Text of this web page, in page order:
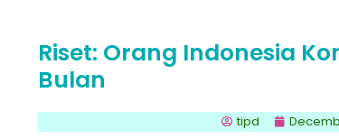
Riset: Orang Indonesia
Bulan
tipd